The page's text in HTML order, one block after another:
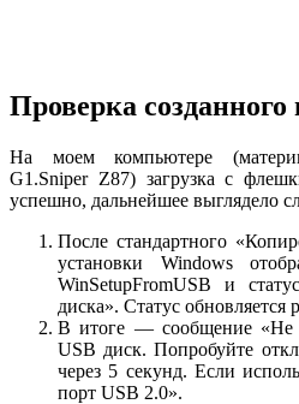
Проверка созданного
На моем компьютере
G1.Sniper Z87) загрузка с
успешно, дальнейшее выглядело
После стандартного
установки Windows
WinSetupFromUSB и
диска». Статус обновляется
В итоге — сообщение «Не
USB диск. Попробуйте
через 5 секунд. Если
порт USB 2.0».